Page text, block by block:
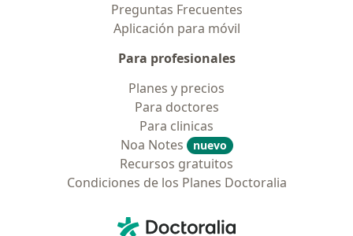
Preguntas Frecuentes
Aplicación para móvil
Para profesionales
Planes y precios
Para doctores
Para clinicas
Noa Notes
nuevo
Recursos gratuitos
Condiciones de los Planes Doctoralia
Doctoralia - Página de inicio